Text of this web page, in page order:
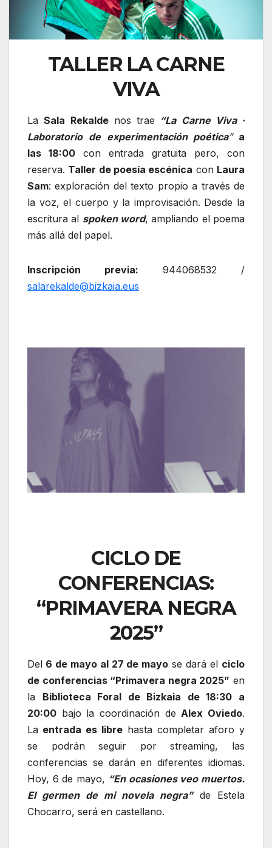
TALLER LA CARNE
VIVA
LaSala Rekaldenos trae “La Carne Viva ·
Laboratorio de experimentación poética”a
las 18:00 con entrada gratuita pero, con
reserva. Taller de poesía escénica con Laura
Sam: exploración del texto propio a través de
la voz, el cuerpo y la improvisación. Desde la
escritura al spoken word, ampliando el poema
más allá del papel.
Inscripción previa: 944068532 /
salarekalde@bizkaia.eus
CICLO DE
CONFERENCIAS:
“PRIMAVERA NEGRA
2025”
Del 6 de mayo al 27 de mayo se dará el ciclo
de conferencias “Primavera negra 2025” en
la Biblioteca Foral de Bizkaia de 18:30 a
20:00 bajo la coordinación de Alex Oviedo.
La entrada es libre hasta completar aforo y
se podrán seguir por streaming, las
conferencias se darán en diferentes idiomas.
Hoy, 6 de mayo, “En ocasiones veo muertos.
El germen de mi novela negra”de Estela
Chocarro, será en castellano.